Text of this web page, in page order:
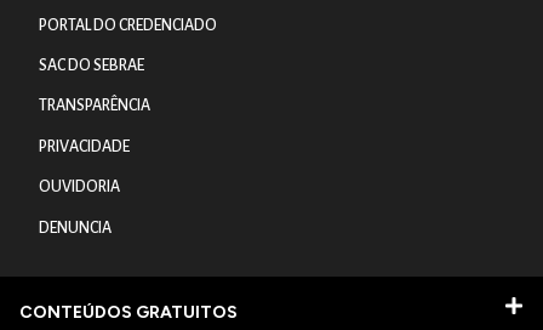
PORTAL DO CREDENCIADO
SAC DO SEBRAE
TRANSPARÊNCIA
PRIVACIDADE
OUVIDORIA
DENUNCIA
CONTEÚDOS GRATUITOS